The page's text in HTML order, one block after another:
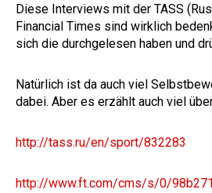
Diese Interviews mit der TASS
Financial Times sind wirklich
sich die durchgelesen haben und
Natürlich ist da auch viel
dabei. Aber es erzählt auch viel
http://tass.ru/en/sport/832283
http://www.ft.com/cms/s/0/